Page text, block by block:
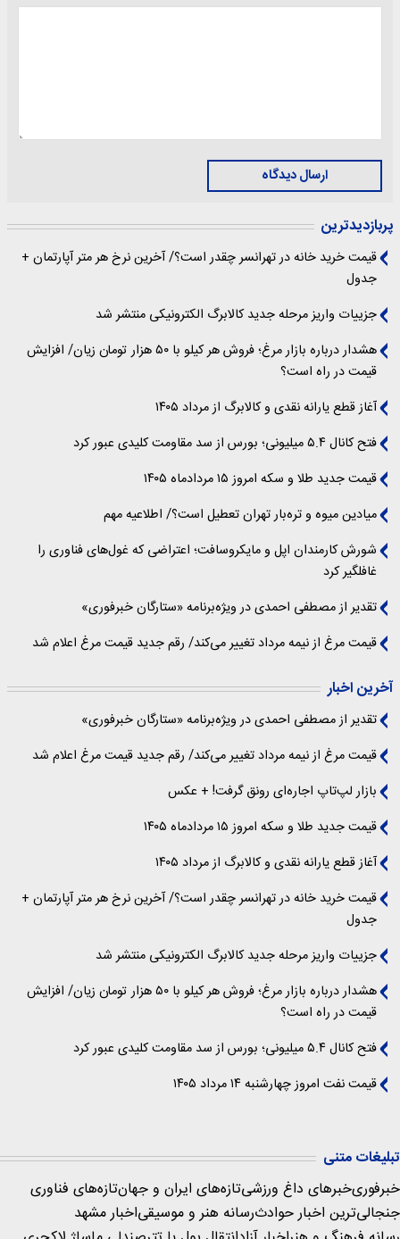
ارسال دیدگاه
پربازدیدترین
قیمت خرید خانه در تهرانسر چقدر است؟/ آخرین نرخ هر متر آپارتمان +
جدول
جزییات واریز مرحله جدید کالابرگ الکترونیکی منتشر شد
هشدار درباره بازار مرغ؛ فروش هر کیلو با ۵۰ هزار تومان زیان/ افزایش
قیمت در راه است؟
آغاز قطع یارانه نقدی و کالابرگ از مرداد ۱۴۰۵
فتح کانال ۵.۴ میلیونی؛ بورس از سد مقاومت کلیدی عبور کرد
قیمت جدید طلا و سکه امروز ۱۵ مردادماه ۱۴۰۵
میادین میوه و تره‌بار تهران تعطیل است؟/ اطلاعیه مهم
شورش کارمندان اپل و مایکروسافت؛ اعتراضی که غول‌های فناوری را
غافلگیر کرد
تقدیر از مصطفی احمدی در ویژه‌برنامه «ستارگان خبرفوری»
قیمت مرغ از نیمه مرداد تغییر می‌کند/ رقم جدید قیمت مرغ اعلام شد
آخرین اخبار
تقدیر از مصطفی احمدی در ویژه‌برنامه «ستارگان خبرفوری»
قیمت مرغ از نیمه مرداد تغییر می‌کند/ رقم جدید قیمت مرغ اعلام شد
بازار لپ‌تاپ اجاره‌ای رونق گرفت! + عکس
قیمت جدید طلا و سکه امروز ۱۵ مردادماه ۱۴۰۵
آغاز قطع یارانه نقدی و کالابرگ از مرداد ۱۴۰۵
قیمت خرید خانه در تهرانسر چقدر است؟/ آخرین نرخ هر متر آپارتمان +
جدول
جزییات واریز مرحله جدید کالابرگ الکترونیکی منتشر شد
هشدار درباره بازار مرغ؛ فروش هر کیلو با ۵۰ هزار تومان زیان/ افزایش
قیمت در راه است؟
فتح کانال ۵.۴ میلیونی؛ بورس از سد مقاومت کلیدی عبور کرد
قیمت نفت امروز چهارشنبه ۱۴ مرداد ۱۴۰۵
تبلیغات متنی
خبرفوریخبرهای داغ ورزشیتازه‌های ایران و جهانتازه‌های فناوری
جنجالی‌ترین اخبار حوادثرسانه هنر و موسیقیاخبار مشهد